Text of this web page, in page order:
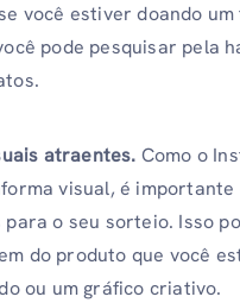
você estiver doando
pode pesquisar pela
atraentes. Como o
visual, é
o seu sorteio. Isso
do produto que você
ou um gráfico criativo.